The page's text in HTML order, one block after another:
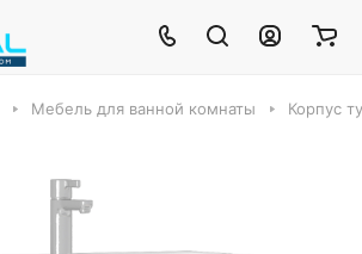
Мебель для ванной комнаты Корпус